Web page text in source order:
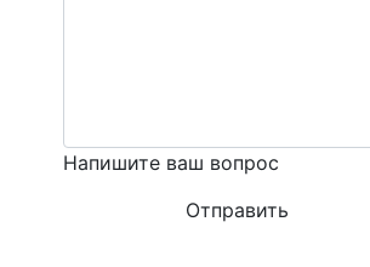
Напишите ваш вопрос